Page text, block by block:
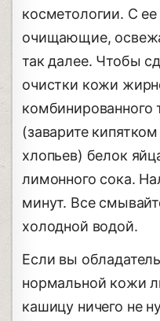
косметологии. С
очищающие,
так далее. Чтобы
очистки кожи
комбинированного
(заварите
хлопьев) белок
лимонного сока.
минут. Все
холодной водой.
Если вы
нормальной кожи
кашицу ничего не